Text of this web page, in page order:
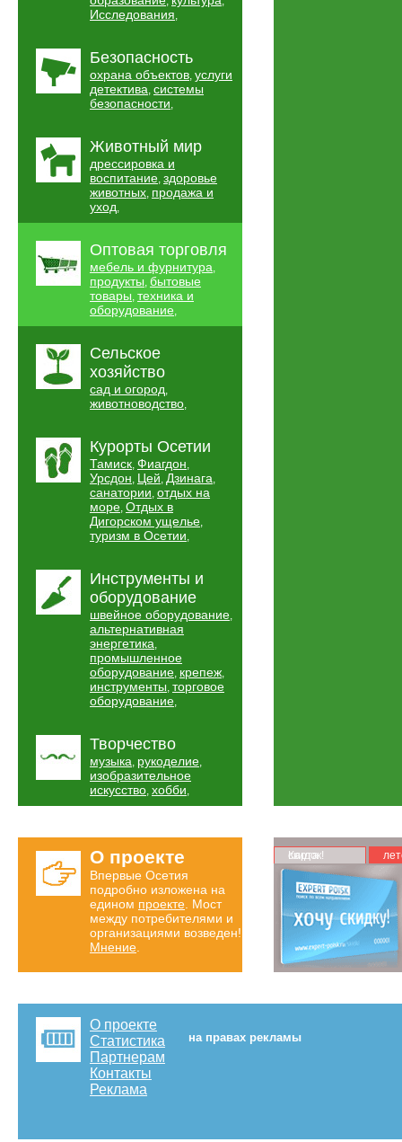
Исследования,
Безопасность
охрана объектов, услуги
детектива, системы
безопасности,
Животный мир
дрессировка и
воспитание, здоровье
животных, продажа и
уход,
Оптовая торговля
мебель и фурнитура,
продукты, бытовые
товары, техника и
оборудование,
Сельское
хозяйство
сад и огород,
животноводство,
Курорты Осетии
Тамиск, Фиагдон,
Урсдон, Цей, Дзинага,
санатории, отдых на
море, Отдых в
Дигорском ущелье,
туризм в Осетии,
Инструменты и
оборудование
швейное оборудование,
альтернативная
энергетика,
промышленное
оборудование, крепеж,
инструменты, торговое
оборудование,
Творчество
музыка, рукоделие,
изобразительное
искусство, хобби,
О проекте
Впервые Осетия
подробно изложена на
едином проекте . Мост
между потребителями и
организациями возведен!
Мнение
Карта скидок!
О проекте
Статистика
Партнерам
Контакты
Реклама
на правах рекламы